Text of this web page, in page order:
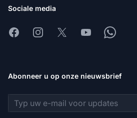
Sociale media
FacebookInstagram
X YoutubeWhatsapp
Abonneer u op onze nieuwsbrief
E-mailadres